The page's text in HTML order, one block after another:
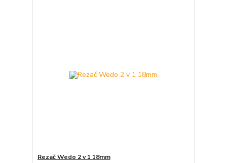
Rezač Wedo 2 v 1 18mm